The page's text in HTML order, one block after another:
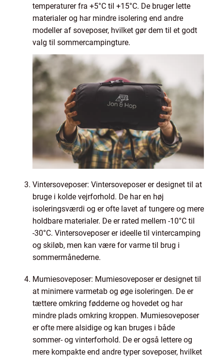
temperaturer fra +5°C til +15°C. De bruger lette
materialer og har mindre isolering end andre
modeller af soveposer, hvilket gør dem til et godt
valg til sommercampingture.
Vintersoveposer: Vintersoveposer er designet til at
bruge i kolde vejrforhold. De har en høj
isoleringsværdi og er ofte lavet af tungere og mere
holdbare materialer. De er rated mellem -10°C til
-30°C. Vintersoveposer er ideelle til vintercamping
og skiløb, men kan være for varme til brug i
sommermånederne.
Mumiesoveposer: Mumiesoveposer er designet til
at minimere varmetab og øge isoleringen. De er
tættere omkring fødderne og hovedet og har
mindre plads omkring kroppen. Mumiesoveposer
er ofte mere alsidige og kan bruges i både
sommer- og vinterforhold. De er også lettere og
mere kompakte end andre typer soveposer, hvilket